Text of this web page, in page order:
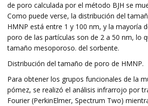
de poro calculada por el método BJH se
Como puede verse, la distribución del
HMNP está entre 1 y 100 nm, y la mayoría
poro de las partículas son de 2 a 50 nm, lo
tamaño mesoporoso. del sorbente.
Distribución del tamaño de poro de HMNP.
Para obtener los grupos funcionales de la
pómez, se realizó el análisis infrarrojo por
Fourier (PerkinElmer, Spectrum Two)